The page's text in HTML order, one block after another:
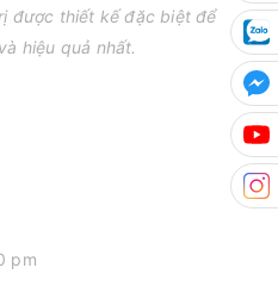
được thiết kế đặc biệt để
hiệu quả nhất.
pm